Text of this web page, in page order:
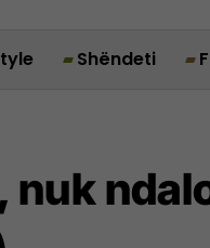
Shëndeti